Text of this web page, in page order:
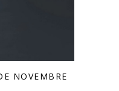
NOVEMBRE